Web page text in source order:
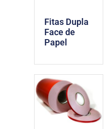
Fitas Dupla
Face de
Papel